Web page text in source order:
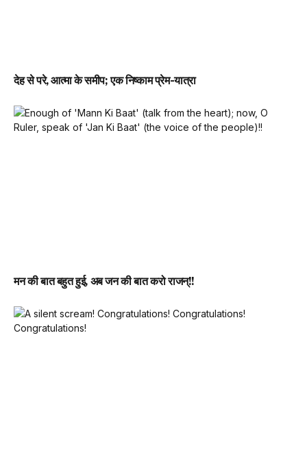
देह से परे, आत्मा के समीप; एक निष्काम प्रेम-यात्रा
मन की बात बहुत हुई, अब जन की बात करो राजन्!!